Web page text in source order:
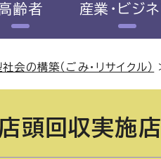
齢者 産業・ビジネ
会の構築（ごみ・リサイクル）
頭回収実施